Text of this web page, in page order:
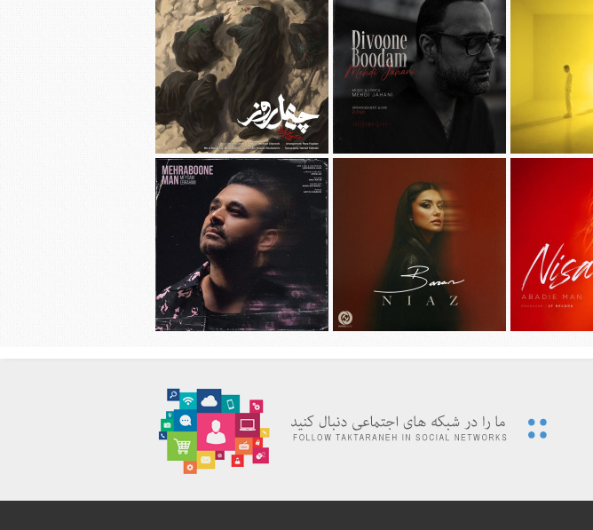
دانلود آهنگ جديد محسن چاوشی به نام
چهل روز
دانلود آهنگ جديد مهدی جهانی به نام
دیوونه بودم
و سوگند به نام
مهربون من